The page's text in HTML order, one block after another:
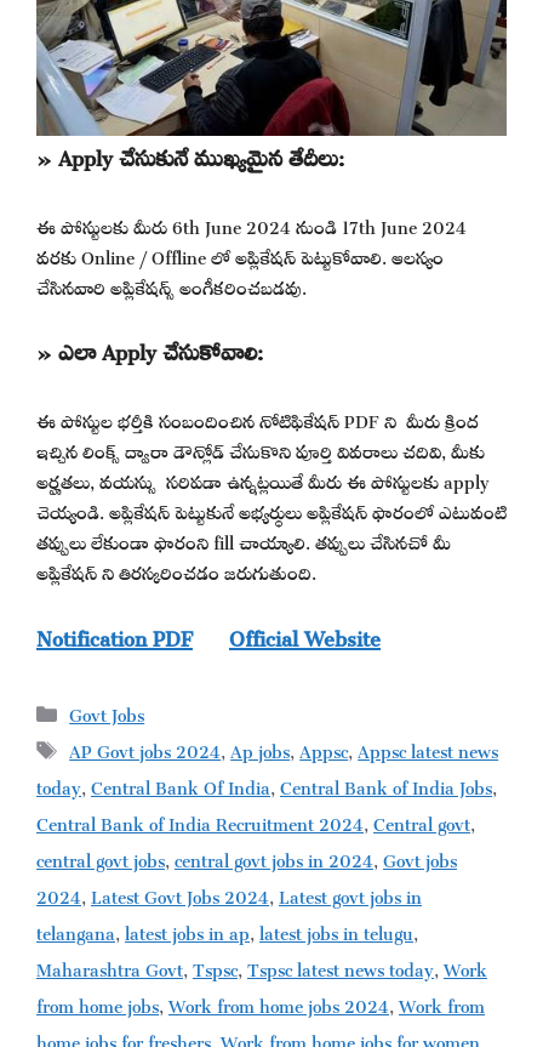
» Apply చేసుకునే ముఖ్యమైన తేదీలు:
ఈ పోస్టులకు మీరు 6th June 2024 నుండి 17th June 2024
వరకు Online / Offline లో అప్లికేషన్ పెట్టుకోవాలి. ఆలస్యం
చేసినవారి అప్లికేషన్స్ అంగీకరించబడవు.
» ఎలా Apply చేసుకోవాలి:
ఈ పోస్టుల భర్తీకి సంబందించిన నోటిఫికేషన్ PDF ని మీరు క్రింద
ఇచ్చిన లింక్స్ ద్వారా డౌన్లోడ్ చేసుకొని పూర్తి వివరాలు చదివి, మీకు
అర్హతలు, వయస్సు సరిపడా ఉన్నట్లయితే మీరు ఈ పోస్టులకు apply
చెయ్యండి. అప్లికేషన్ పెట్టుకునే అభ్యర్థులు అప్లికేషన్ ఫారంలో ఎటువంటి
తప్పులు లేకుండా ఫారంని fill చాయ్యాలి. తప్పులు చేసినచో మీ
అప్లికేషన్ ని తిరస్కరించడం జరుగుతుంది.
Notification PDF Official Website
Categories
Govt Jobs
Tags
AP Govt jobs 2024,Ap jobs,Appsc,Appsc latest news
today,Central Bank Of India,Central Bank of India Jobs,
Central Bank of India Recruitment 2024,Central govt,
central govt jobs,central govt jobs in 2024,Govt jobs
2024,Latest Govt Jobs 2024,Latest govt jobs in
telangana,latest jobs in ap,latest jobs in telugu,
Maharashtra Govt,Tspsc,Tspsc latest news today,Work
from home jobs,Work from home jobs 2024,Work from